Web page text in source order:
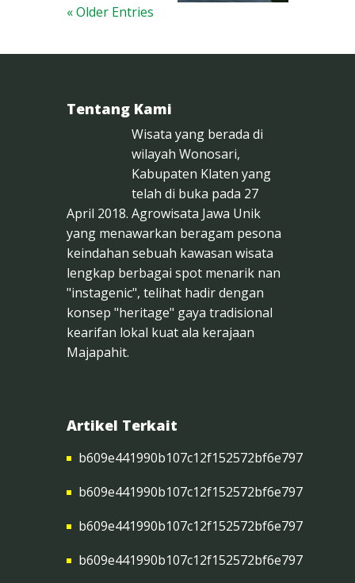
« Older Entries
Tentang Kami
Wisata yang berada di
wilayah Wonosari,
Kabupaten Klaten yang
telah di buka pada 27
April 2018. Agrowisata Jawa Unik
yang menawarkan beragam pesona
keindahan sebuah kawasan wisata
lengkap berbagai spot menarik nan
"instagenic", telihat hadir dengan
konsep "heritage" gaya tradisional
kearifan lokal kuat ala kerajaan
Majapahit.
Artikel Terkait
b609e441990b107c12f152572bf6e797
b609e441990b107c12f152572bf6e797
b609e441990b107c12f152572bf6e797
b609e441990b107c12f152572bf6e797